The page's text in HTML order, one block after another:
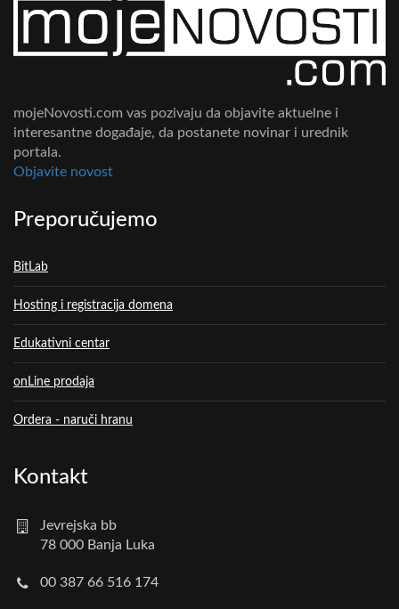
mojeNovosti.com vas pozivaju da objavite aktuelne i
interesantne događaje, da postanete novinar i urednik
portala.
Objavite novost
Preporučujemo
BitLab
Hosting i registracija domena
Edukativni centar
onLine prodaja
Ordera - naruči hranu
Kontakt
Jevrejska bb
78 000 Banja Luka
00 387 66 516 174